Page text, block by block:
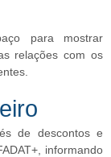
para mostrar
relações com os
de descontos e
informando